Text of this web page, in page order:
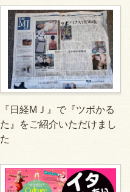
『日経МＪ』で『ツボかる
た』をご紹介いただけまし
た